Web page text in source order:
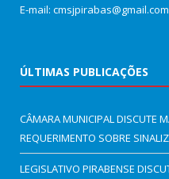
E-mail: cmsjpirabas@gmail.com
ÚLTIMAS PUBLICAÇÕES
CÂMARA MUNICIPAL DISCUTE
REQUERIMENTO SOBRE
LEGISLATIVO PIRABENSE